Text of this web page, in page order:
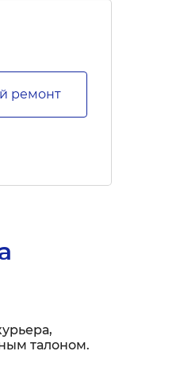
ремонт
талоном.